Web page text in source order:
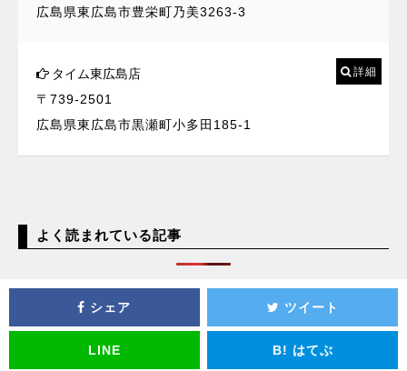
広島県東広島市豊栄町乃美3263-3
タイム東広島店
〒739-2501
広島県東広島市黒瀬町小多田185-1
詳細
よく読まれている記事
シェア ツイート
LINE B! はてぶ